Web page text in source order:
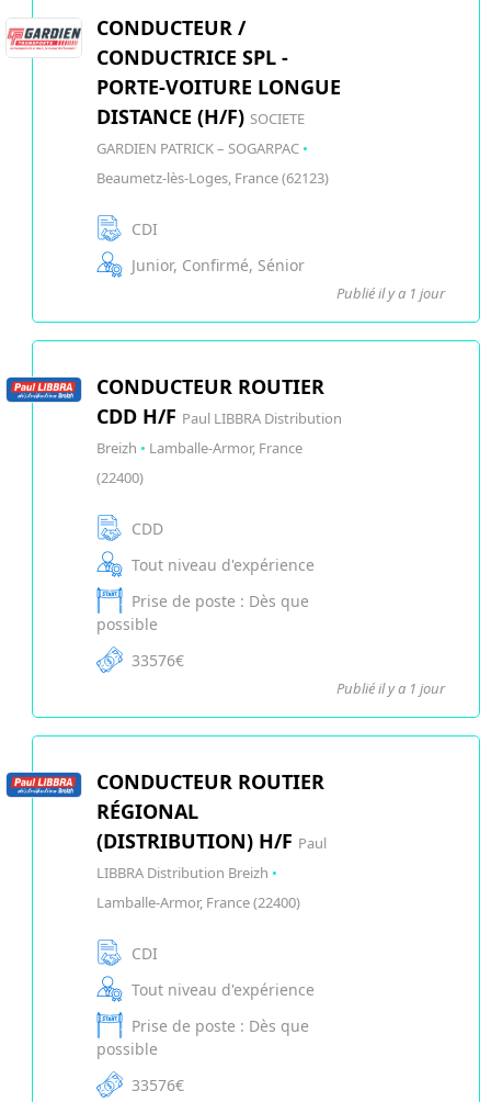
CONDUCTEUR /
CONDUCTRICE SPL -
PORTE-VOITURE LONGUE
DISTANCE (H/F) SOCIETE
GARDIEN PATRICK – SOGARPAC •
Beaumetz-lès-Loges, France (62123)
CDI
Junior, Confirmé, Sénior
Publié il y a 1 jour
CONDUCTEUR ROUTIER
CDD H/F Paul LIBBRA Distribution
Breizh • Lamballe-Armor, France
(22400)
CDD
Tout niveau d'expérience
Prise de poste : Dès que
possible
33576€
Publié il y a 1 jour
CONDUCTEUR ROUTIER
RÉGIONAL
(DISTRIBUTION) H/F Paul
LIBBRA Distribution Breizh •
Lamballe-Armor, France (22400)
CDI
Tout niveau d'expérience
Prise de poste : Dès que
possible
33576€